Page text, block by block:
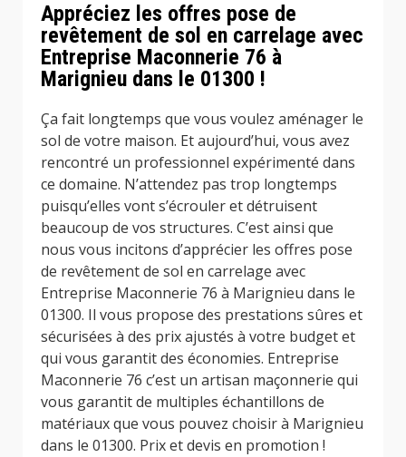
Appréciez les offres pose de
revêtement de sol en carrelage avec
Entreprise Maconnerie 76 à
Marignieu dans le 01300 !
Ça fait longtemps que vous voulez aménager le
sol de votre maison. Et aujourd’hui, vous avez
rencontré un professionnel expérimenté dans
ce domaine. N’attendez pas trop longtemps
puisqu’elles vont s’écrouler et détruisent
beaucoup de vos structures. C’est ainsi que
nous vous incitons d’apprécier les offres pose
de revêtement de sol en carrelage avec
Entreprise Maconnerie 76 à Marignieu dans le
01300. Il vous propose des prestations sûres et
sécurisées à des prix ajustés à votre budget et
qui vous garantit des économies. Entreprise
Maconnerie 76 c’est un artisan maçonnerie qui
vous garantit de multiples échantillons de
matériaux que vous pouvez choisir à Marignieu
dans le 01300. Prix et devis en promotion !